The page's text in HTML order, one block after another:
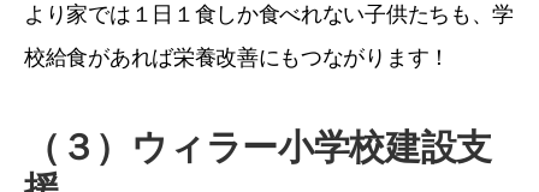
より家では１日１食しか食べれない子供たちも、学
校給食があれば栄養改善にもつながります！
（３）ウィラー小学校建設支